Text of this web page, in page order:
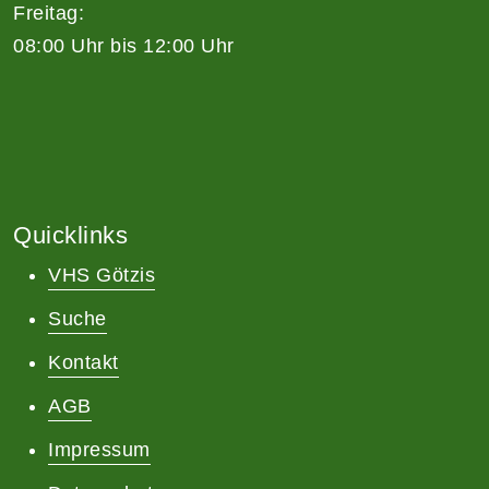
Freitag:
08:00 Uhr bis 12:00 Uhr
Quicklinks
VHS Götzis
Suche
Kontakt
AGB
Impressum